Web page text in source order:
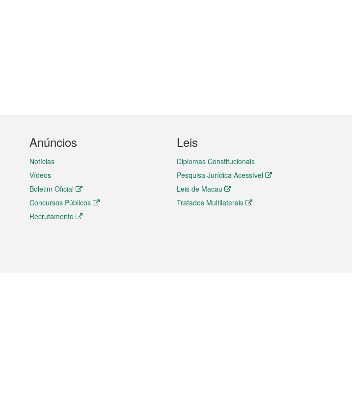
Anúncios
Notícias
Vídeos
Boletim Oficial
Concursos Públicos
Recrutamento
Leis
Diplomas Constitucionais
Pesquisa Jurídica Acessível
Leis de Macau
Tratados Multilaterais